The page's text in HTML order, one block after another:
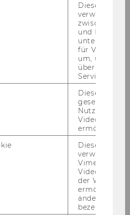
Roman Lampl, LL.M.
Ba­delt, Rek­tor
10. November 2010, 6.
zum Abteilungsleiter
Roman Lampl, LL.M.
Dieses
verwendet,
zwischen
und Bots zu
für Vimeo
um, um
über die
Service zu
Dieses
gesetzt, um
Nutzung des
Videoplayers
ermöglichen
Dieses
verwendet,
Vimeo-
der WU-
ermöglichen
andere nicht
bezeichnete